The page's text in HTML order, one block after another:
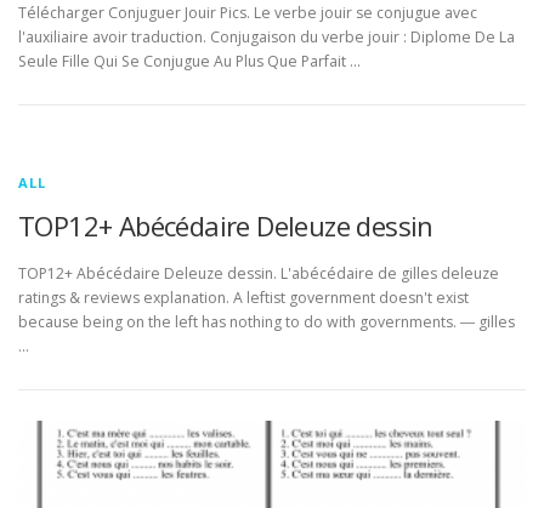
Télécharger Conjuguer Jouir Pics. Le verbe jouir se conjugue avec
l'auxiliaire avoir traduction. Conjugaison du verbe jouir : Diplome De La
Seule Fille Qui Se Conjugue Au Plus Que Parfait …
ALL
TOP12+ Abécédaire Deleuze dessin
TOP12+ Abécédaire Deleuze dessin. L'abécédaire de gilles deleuze
ratings & reviews explanation. A leftist government doesn't exist
because being on the left has nothing to do with governments. ― gilles
…